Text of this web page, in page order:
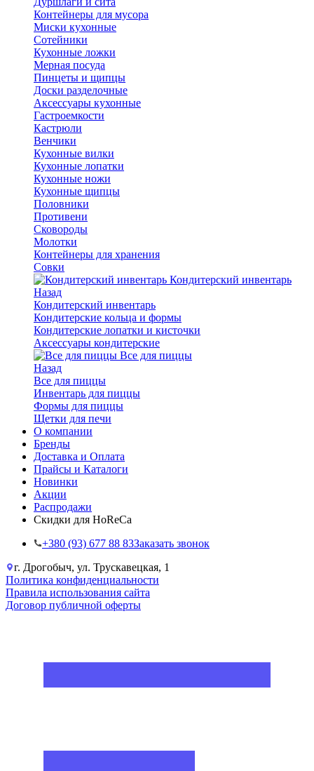
Контейнеры для мусора
Миски кухонные
Сотейники
Кухонные ложки
Мерная посуда
Пинцеты и щипцы
Доски разделочные
Аксессуары кухонные
Гастроемкости
Кастрюли
Венчики
Кухонные вилки
Кухонные лопатки
Кухонные ножи
Кухонные щипцы
Половники
Противени
Сковороды
Молотки
Контейнеры для хранения
Совки
Кондитерский инвентарь
Назад
Кондитерский инвентарь
Кондитерские кольца и формы
Кондитерские лопатки и кисточки
Аксессуары кондитерские
Все для пиццы
Назад
Все для пиццы
Инвентарь для пиццы
Формы для пиццы
Щетки для печи
О компании
Бренды
Доставка и Оплата
Прайсы и Каталоги
Новинки
Акции
Распродажи
Скидки для HoReCa
+38‎0 (93) 677 88 83Заказать звонок
г. Дрогобыч, ул. Трускавецкая, 1
Политика конфиденциальности
Правила использования сайта
Договор публичной оферты